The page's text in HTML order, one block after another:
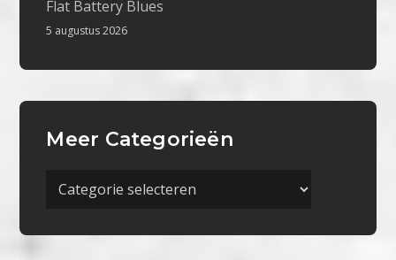
Flat Battery Blues
5 augustus 2026
Meer Categorieën
Meer